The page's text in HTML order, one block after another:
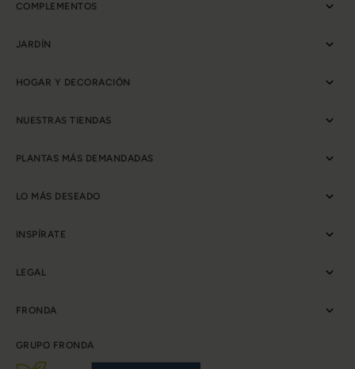
COMPLEMENTOS
JARDÍN
HOGAR Y DECORACIÓN
NUESTRAS TIENDAS
PLANTAS MÁS DEMANDADAS
LO MÁS DESEADO
INSPÍRATE
LEGAL
FRONDA
GRUPO FRONDA